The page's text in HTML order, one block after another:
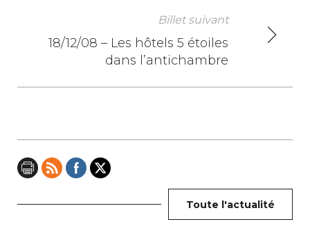
a
i
o
Billet suivant
18/12/08 – Les hôtels 5 étoiles
dans l’antichambre
Toute l'actualité